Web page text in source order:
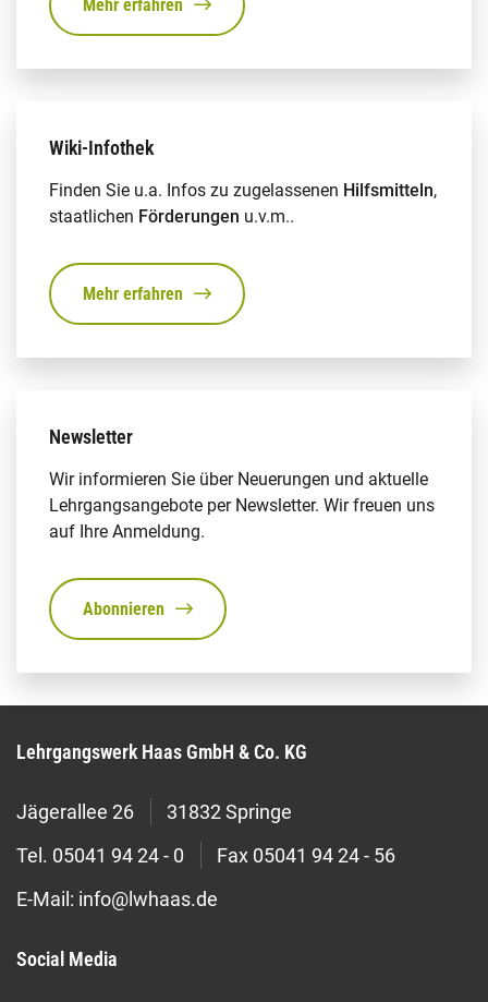
Mehr erfahren
Wiki-Infothek
Finden Sie u.a. Infos zu zugelassenen Hilfsmitteln,
staatlichen Förderungen u.v.m..
Mehr erfahren
Newsletter
Wir informieren Sie über Neuerungen und aktuelle
Lehrgangsangebote per Newsletter. Wir freuen uns
auf Ihre Anmeldung.
Abonnieren
Lehrgangswerk Haas GmbH & Co. KG
Jägerallee 26
31832 Springe
Tel. 05041 94 24 - 0 Fax 05041 94 24 - 56
E-Mail: info@lwhaas.de
Social Media